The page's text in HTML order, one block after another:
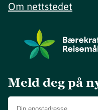
Om nettstedet
Meld deg på